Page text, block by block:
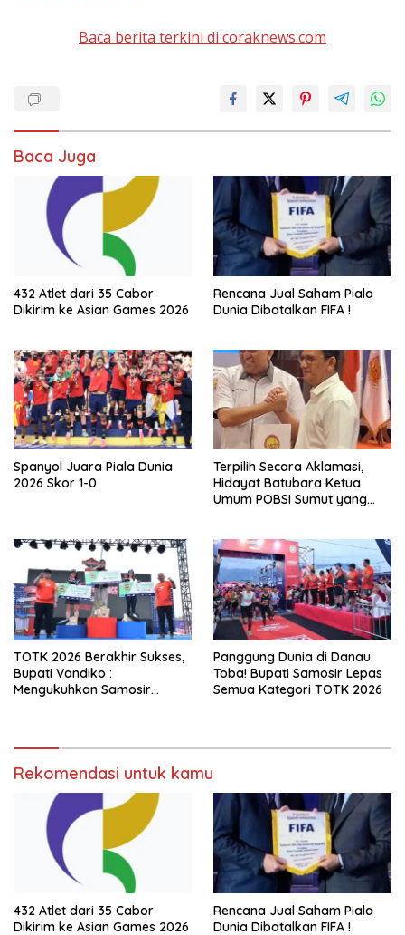
Baca berita terkini di coraknews.com
Baca Juga
432 Atlet dari 35 Cabor
Dikirim ke Asian Games 2026
Rencana Jual Saham Piala
Dunia Dibatalkan FIFA !
Spanyol Juara Piala Dunia
2026 Skor 1-0
Terpilih Secara Aklamasi,
Hidayat Batubara Ketua
Umum POBSI Sumut yang
TOTK 2026 Berakhir Sukses,
Bupati Vandiko :
Mengukuhkan Samosir
Panggung Dunia di Danau
Toba! Bupati Samosir Lepas
Semua Kategori TOTK 2026
Rekomendasi untuk kamu
432 Atlet dari 35 Cabor
Dikirim ke Asian Games 2026
Rencana Jual Saham Piala
Dunia Dibatalkan FIFA !